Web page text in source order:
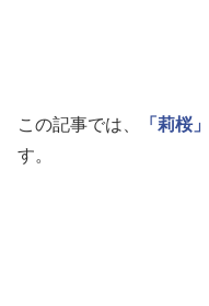
この記事では、 「莉桜」
す。